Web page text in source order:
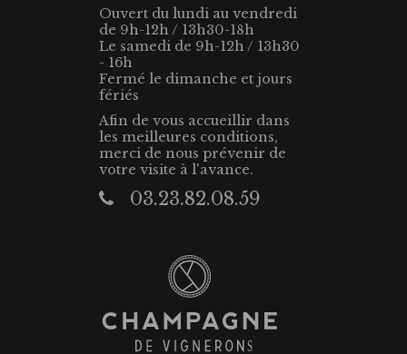
Ouvert du lundi au vendredi
de 9h-12h / 13h30-18h
Le samedi de 9h-12h / 13h30
- 16h
Fermé le dimanche et jours
fériés
Afin de vous accueillir dans
les meilleures conditions,
merci de nous prévenir de
votre visite à l'avance.
03.23.82.08.59